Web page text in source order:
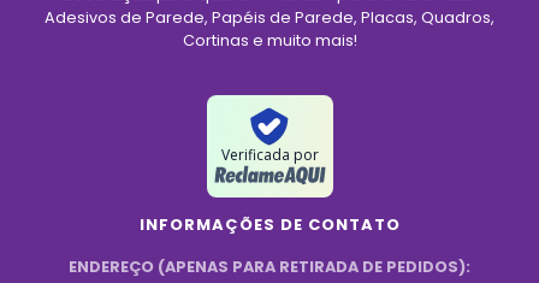
Adesivos de Parede, Papéis de Parede, Placas, Quadros,
Cortinas e muito mais!
Verificada por
INFORMAÇÕES DE CONTATO
ENDEREÇO (APENAS PARA RETIRADA DE PEDIDOS):